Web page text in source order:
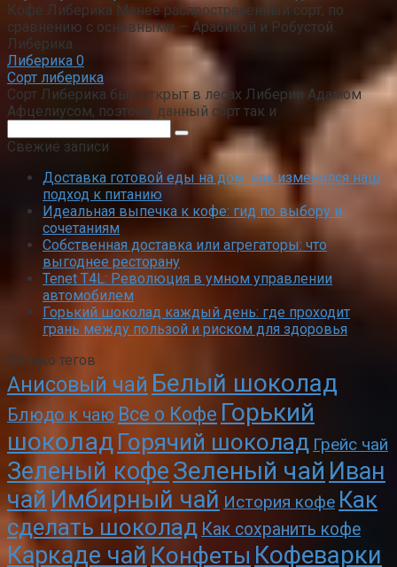
Кофе Либерика Менее распространенный сорт, по
сравнению с основными — Арабикой и Робустой.
Либерика
Либерика 0
Сорт либерика
Сорт Либерика был открыт в лесах Либерии Адамом
Афцелиусом, поэтому данный сорт так и
Свежие записи
Доставка готовой еды на дом: как изменился наш
подход к питанию
Идеальная выпечка к кофе: гид по выбору и
сочетаниям
Собственная доставка или агрегаторы: что
выгоднее ресторану
Tenet T4L: Революция в умном управлении
автомобилем
Горький шоколад каждый день: где проходит
грань между пользой и риском для здоровья
Облако тегов
Анисовый чай Белый шоколад
Блюдо к чаю Все о Кофе Горький
шоколад Горячий шоколад Грейс чай
Зеленый кофеЗеленый чай Иван
чай Имбирный чай История кофе Как
сделать шоколад Как сохранить кофе
Каркаде чай Конфеты Кофеварки